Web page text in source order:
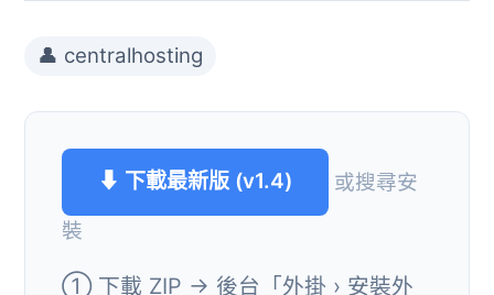
👤 centralhosting
⬇ 下載最新版 (v1.4)
或搜尋安
裝
① 下載 ZIP → 後台「外掛 › 安裝外